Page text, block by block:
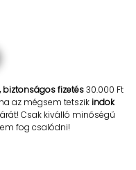
biztonságos fizetés30.000 Ft
az mégsem tetszikindok
Csak kiválló minőségű
fog csalódni!